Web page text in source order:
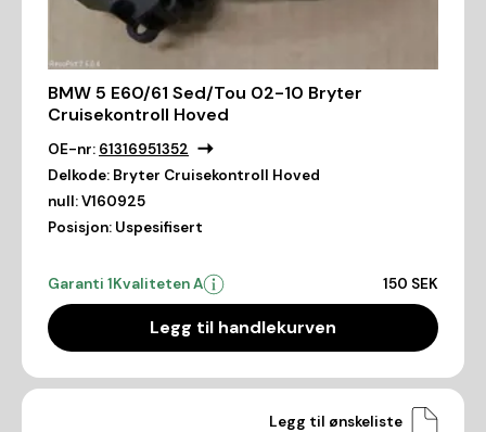
BMW 5 E60/61 Sed/Tou 02-10 Bryter
Cruisekontroll Hoved
OE-nr: 61316951352
Delkode: Bryter Cruisekontroll Hoved
null:V160925
Posisjon: Uspesifisert
Garanti 1Kvaliteten A 150 SEK
Legg til handlekurven
Legg til ønskeliste